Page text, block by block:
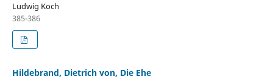
Ludwig Koch
385-386
Hildebrand, Dietrich von, Die Ehe